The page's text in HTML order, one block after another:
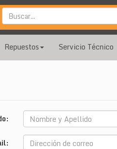
Repuestos Servicio Técnico